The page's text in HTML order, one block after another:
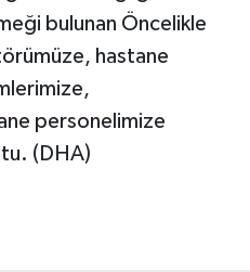
bulunan Öncelikle
hastane
personelimize
(DHA)